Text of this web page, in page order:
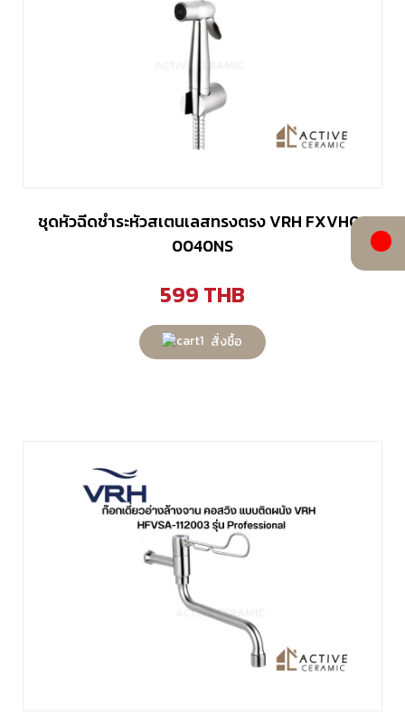
ชุดหัวฉีดชำระหัวสเตนเลสทรงตรง VRH FXVH0-
0040NS
599 THB
สั่งซื้อ